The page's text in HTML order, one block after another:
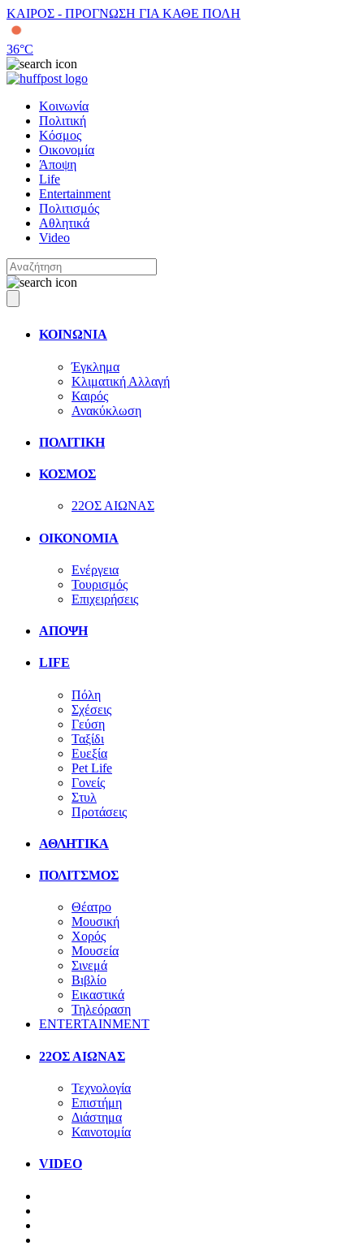
ΚΑΙΡΟΣ - ΠΡΟΓΝΩΣΗ ΓΙΑ ΚΑΘΕ ΠΟΛΗ
36°C
Κοινωνία
Πολιτική
Κόσμος
Οικονομία
Άποψη
Life
Entertainment
Πολιτισμός
Αθλητικά
Video
ΚΟΙΝΩΝΙΑ
Έγκλημα
Κλιματική Αλλαγή
Καιρός
Ανακύκλωση
ΠΟΛΙΤΙΚΗ
ΚΟΣΜΟΣ
22ΟΣ ΑΙΩΝΑΣ
ΟΙΚΟΝΟΜΙΑ
Ενέργεια
Τουρισμός
Επιχειρήσεις
ΑΠΟΨΗ
LIFE
Πόλη
Σχέσεις
Γεύση
Ταξίδι
Ευεξία
Pet Life
Γονείς
Στυλ
Προτάσεις
ΑΘΛΗΤΙΚΑ
ΠΟΛΙΤΣΜΟΣ
Θέατρο
Μουσική
Χορός
Μουσεία
Σινεμά
Βιβλίο
Εικαστικά
Τηλεόραση
ENTERTAINMENT
22ΟΣ ΑΙΩΝΑΣ
Τεχνολογία
Επιστήμη
Διάστημα
Καινοτομία
VIDEO